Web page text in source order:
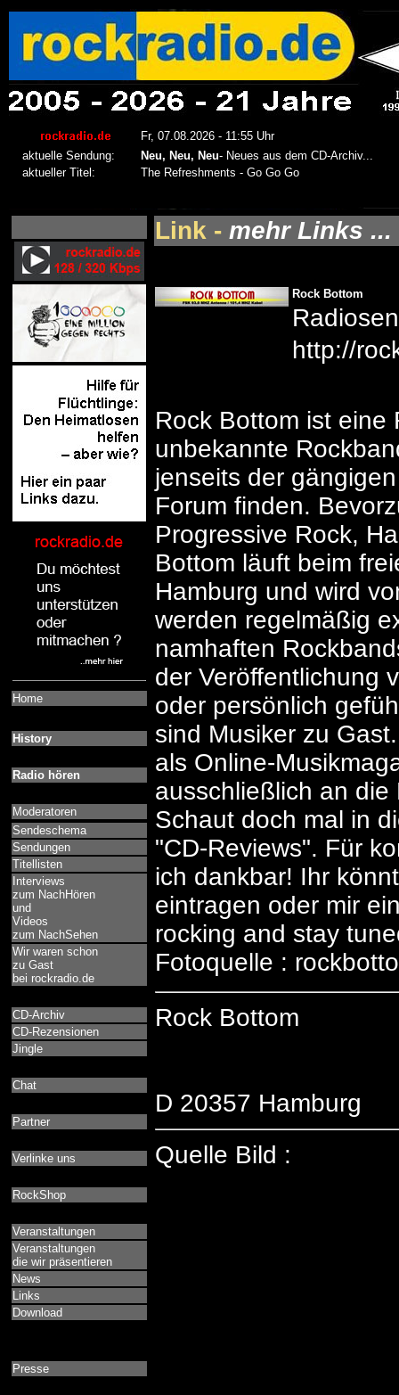
Home
History
Radio hören
Moderatoren
Sendeschema
Sendungen
Titellisten
Interviews
zum NachHören
und
Videos
zum NachSehen
Wir waren schon
zu Gast
bei rockradio.de
CD-Archiv
CD-Rezensionen
Jingle
Chat
Partner
Verlinke uns
RockShop
Veranstaltungen
Veranstaltungen
die wir präsentieren
News
Links
Download
Presse
Link - mehr Links ...
Rock Bottom
http://
Rock Bottom ist eine
unbekannte
jenseits der
Forum finden.
Progressive Rock,
Bottom läuft beim
Hamburg und wird
werden regelmäßig
namhaften
der Veröffentlichung
oder persönlich
sind Musiker zu
als Online-
ausschließlich an
Schaut doch mal in
"CD-Reviews". Für
ich dankbar! Ihr
eintragen oder mir
rocking and stay
Fotoquelle :
Rock Bottom
D 20357 Hamburg
Quelle Bild :